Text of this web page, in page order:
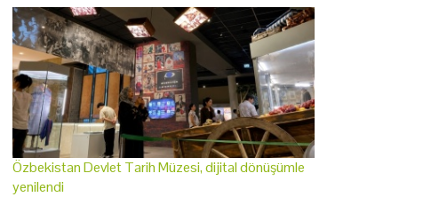
Özbekistan Devlet Tarih Müzesi, dijital dönüşümle
yenilendi